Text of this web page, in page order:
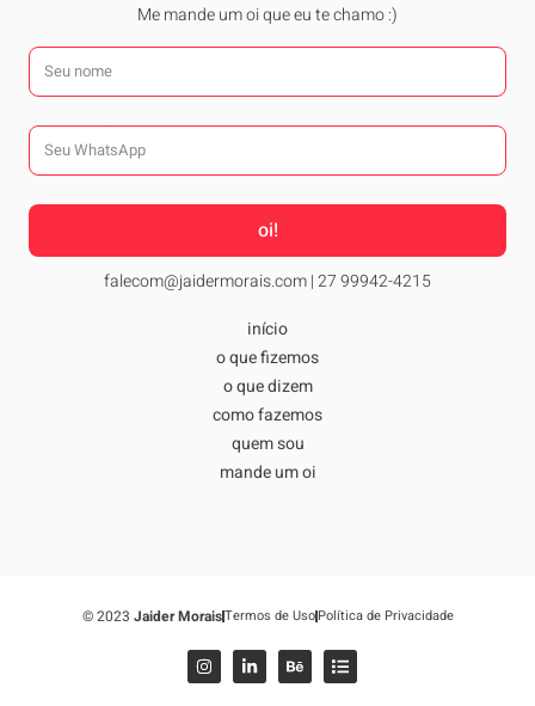
Me mande um oi que eu te chamo :)
oi!
falecom@jaidermorais.com| 27 99942-4215
início
o que fizemos
o que dizem
como fazemos
quem sou
mande um oi
© 2023 Jaider MoraisTermos de UsoPolítica de Privacidade